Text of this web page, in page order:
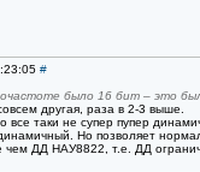
#
было 16 бит – это
другая, раза в 2-3 выше.
все таки не супер пупер
Но позволяет
чем ДД НАУ8822, т.е. ДД